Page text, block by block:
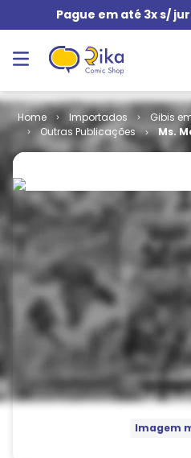
Pague em até 3x s/
Importados
Gibis
Outras Publicações
Ms.
Imagem